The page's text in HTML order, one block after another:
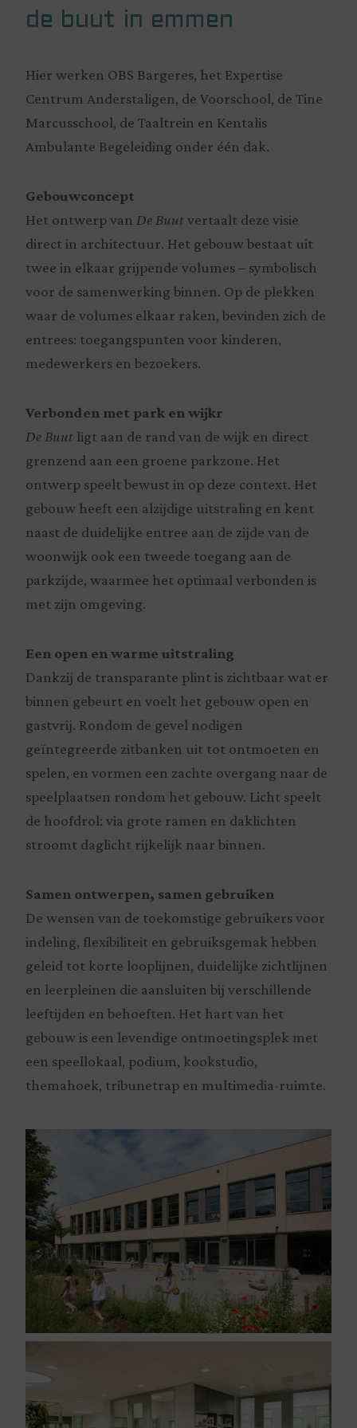
de buut in emmen
Hier werken OBS Bargeres, het Expertise
Centrum Anderstaligen, de Voorschool, de Tine
Marcusschool, de Taaltrein en Kentalis
Ambulante Begeleiding onder één dak.
Gebouwconcept
Het ontwerp van De Buutvertaalt deze visie
direct in architectuur. Het gebouw bestaat uit
twee in elkaar grijpende volumes – symbolisch
voor de samenwerking binnen. Op de plekken
waar de volumes elkaar raken, bevinden zich de
entrees: toegangspunten voor kinderen,
medewerkers en bezoekers.
Verbonden met park en wijkr
De Buut ligt aan de rand van de wijk en direct
grenzend aan een groene parkzone. Het
ontwerp speelt bewust in op deze context. Het
gebouw heeft een alzijdige uitstraling en kent
naast de duidelijke entree aan de zijde van de
woonwijk ook een tweede toegang aan de
parkzijde, waarmee het optimaal verbonden is
met zijn omgeving.
Een open en warme uitstraling
Dankzij de transparante plint is zichtbaar wat er
binnen gebeurt en voelt het gebouw open en
gastvrij. Rondom de gevel nodigen
geïntegreerde zitbanken uit tot ontmoeten en
spelen, en vormen een zachte overgang naar de
speelplaatsen rondom het gebouw. Licht speelt
de hoofdrol: via grote ramen en daklichten
stroomt daglicht rijkelijk naar binnen.
Samen ontwerpen, samen gebruiken
De wensen van de toekomstige gebruikers voor
indeling, flexibiliteit en gebruiksgemak hebben
geleid tot korte looplijnen, duidelijke zichtlijnen
en leerpleinen die aansluiten bij verschillende
leeftijden en behoeften. Het hart van het
gebouw is een levendige ontmoetingsplek met
een speellokaal, podium, kookstudio,
themahoek, tribunetrap en multimedia-ruimte.